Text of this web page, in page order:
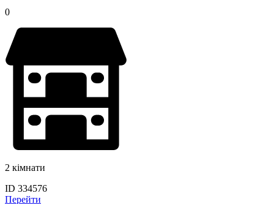
0
2 кімнати
ID 334576
Перейти